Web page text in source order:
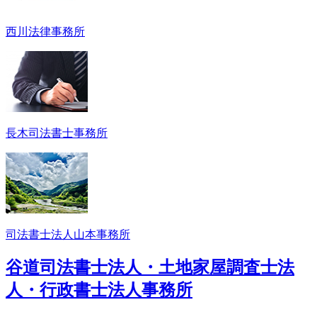
西川法律事務所
長木司法書士事務所
司法書士法人山本事務所
谷道司法書士法人・土地家屋調査士法
人・行政書士法人事務所